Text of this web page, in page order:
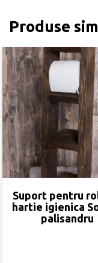
Produse
Suport pentru
hartie igienica
palisandru